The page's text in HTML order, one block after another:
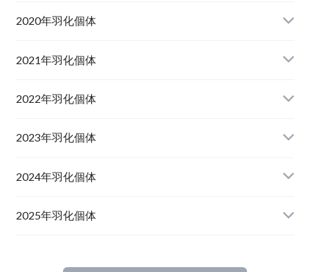
佐賀県神埼郡産オオクワガタ
山梨県韮崎市産オオクワガタ
山梨県韮崎市韮崎町産オオクワガタ
佐賀県神埼郡神埼町産オオクワガタ
2020年羽化個体
山梨県韮崎市穂坂町産
山梨県甲斐市産
山形県西置賜郡小國町産
新潟県十日町市産
2021年羽化個体
山梨県韮崎市穂坂町産
兵庫県川辺郡猪名川町産
山梨県甲斐市産
佐賀県神埼郡神埼町
2022年羽化個体
青森県十和田市産
宮城県栗原市産
茨城県小美玉市産
2023年羽化個体
岩手県奥州市産
山形県西置賜郡小國町産
2024年羽化個体
青森県十和田市産
2025年羽化個体